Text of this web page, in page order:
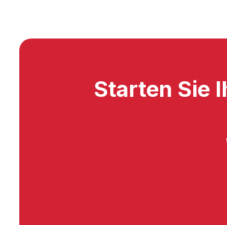
Starten Sie